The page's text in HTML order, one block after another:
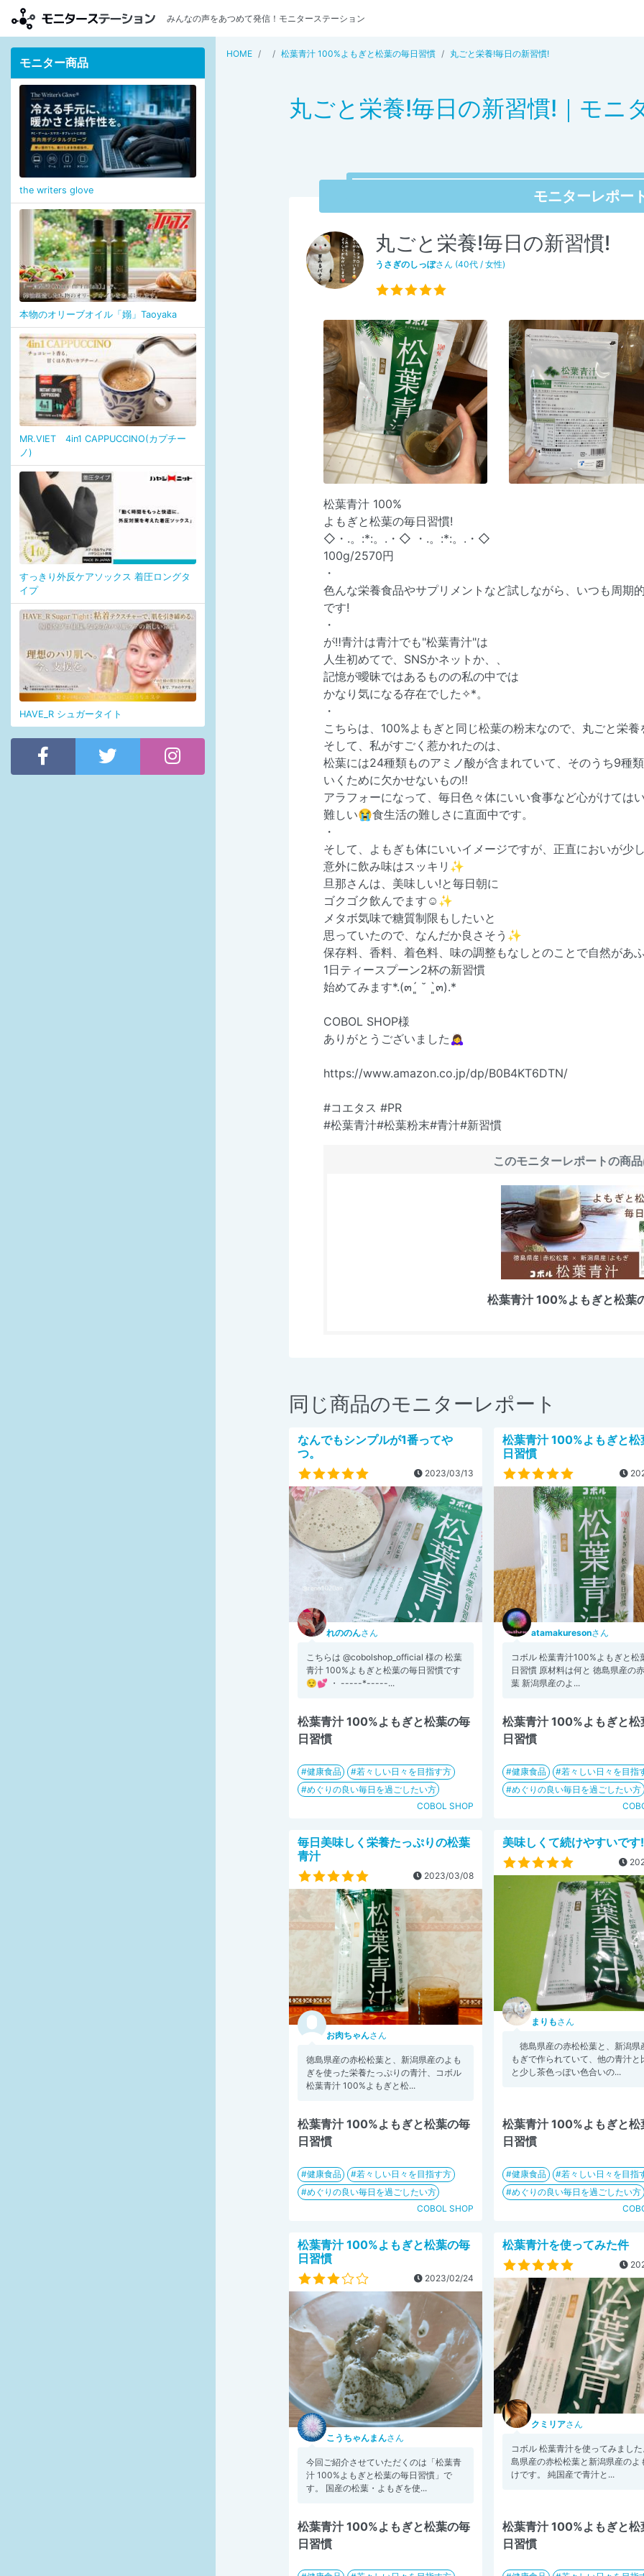
みんなの声をあつめて発信！モニターステーション
HOME 松葉青汁 100%よもぎと松葉の毎日習慣 丸ごと栄養!毎日の新習慣!
丸ごと栄養!毎日の新習慣!｜モニ
モニターレポー
丸ごと栄養!毎日の新習慣!
うさぎのしっぽさん (40代 / 女性)
松葉青汁 100%
よもぎと松葉の毎日習慣!
◇︎・.。:*:。.・◇︎ ・.。:*:。.・◇︎
100g/2570円
・
色んな栄養食品やサプリメントなど試しながら、いつも周期
です!
・
が‼︎青汁は青汁でも"松葉青汁"は
人生初めてで、SNSかネットか、、
記憶が曖昧ではあるものの私の中では
かなり気になる存在でした✧︎*。
・
こちらは、100%よもぎと同じ松葉の粉末なので、丸ごと栄
そして、私がすごく惹かれたのは、
松葉には24種類ものアミノ酸が含まれていて、そのうち9種
いくために欠かせないもの‼︎
アラフォーになって、毎日色々体にいい食事など心がけては
難しい😭食生活の難しさに直面中です。
・
そして、よもぎも体にいいイメージですが、正直においが少
意外に飲み味はスッキリ✨
旦那さんは、美味しい!と毎日朝に
ゴクゴク飲んでます☺️✨
メタボ気味で糖質制限もしたいと
思っていたので、なんだか良さそう✨
保存料、香料、着色料、味の調整もなしとのことで自然があ
1日ティースプーン2杯の新習慣
始めてみます*.(๓´͈ ˘ `͈๓).*
COBOL SHOP様
ありがとうございました🙇‍♀️
https://www.amazon.co.jp/dp/B0B4KT6DTN/
#コエタス #PR
#松葉青汁#松葉粉末#青汁#新習慣
このモニターレポートの商
松葉青汁 100%よもぎと松葉
同じ商品のモニターレポート
なんでもシンプルが1番ってや
つ。
2023/03/13
れののんさん
こちらは @cobolshop_official 様の 松葉
青汁 100%よもぎと松葉の毎日習慣です
😌💕 ・ -----*-----...
松葉青汁 100%よもぎと松葉の毎
日習慣
健康食品
若々しい日々を目指す方
めぐりの良い毎日を過ごしたい方
COBOL SHOP
松葉青汁 100%よもぎと松
日習慣
atamakuresonさん
コボル 松葉青汁100%よもぎと松
日習慣 原材料は何と 徳島県産の
葉 新潟県産のよ...
松葉青汁 100%よもぎと松
日習慣
健康食品
若々しい日々を目指
めぐりの良い毎日を過ごしたい方
毎日美味しく栄養たっぷりの松葉
青汁
2023/03/08
お肉ちゃんさん
徳島県産の赤松松葉と、新潟県産のよも
ぎを使った栄養たっぷりの青汁、コボル
松葉青汁 100%よもぎと松...
松葉青汁 100%よもぎと松葉の毎
日習慣
健康食品
若々しい日々を目指す方
めぐりの良い毎日を過ごしたい方
COBOL SHOP
美味しくて続けやすいです!
まりもさん
徳島県産の赤松松葉と、新潟県
もぎで作られていて、他の青汁と
と少し茶色っぽい色合いの...
松葉青汁 100%よもぎと松
日習慣
健康食品
若々しい日々を目指
めぐりの良い毎日を過ごしたい方
松葉青汁 100%よもぎと松葉の毎
日習慣
2023/02/24
こうちゃんまんさん
今回ご紹介させていただくのは「松葉青
汁 100%よもぎと松葉の毎日習慣」で
す。 国産の松葉・よもぎを使...
松葉青汁 100%よもぎと松葉の毎
日習慣
松葉青汁を使ってみた件
クミリアさん
コボル 松葉青汁を使ってみまし
島県産の赤松松葉と新潟県産のよ
けです。 純国産で青汁と...
松葉青汁 100%よもぎと松
日習慣
モニター商品
the writers glove
本物のオリーブオイル「嫋」Taoyaka
MR.VIET 4in1 CAPPUCCINO(カプチー
ノ)
すっきり外反ケアソックス 着圧ロングタ
イプ
HAVE_R シュガータイト